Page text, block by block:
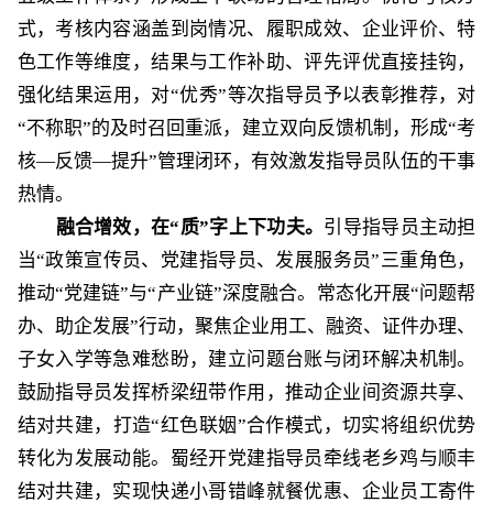
式， 考核内容涵盖到岗情况、履职成效、企业评价、特
色工作等维度，结果与工作补助、评先评优直接挂钩 ，
强化结果运用，对“优秀”等次指导员予以表彰推荐，对
“不称职”的及时召回重派，建立双向反馈机制，形成“考
核—反馈—提升”管理闭环，有效激发指导员队伍的干事
热情。
融合增效，在“质”字上下功夫。 引导指导员主动担
当“政策宣传员、党建指导员、发展服务员”三重角色，
推动“党建链”与“产业链”深度融合。常态化开展“问题帮
办、助企发展”行动，聚焦企业用工、融资、证件办理、
子女入学等急难愁盼，建立问题台账与闭环解决机制。
鼓励指导员发挥桥梁纽带作用，推动企业间资源共享、
结对共建，打造“红色联姻”合作模式，切实将组织优势
转化为发展动能。蜀经开党建指导员牵线老乡鸡与顺丰
结对共建，实现快递小哥错峰就餐优惠、企业员工寄件